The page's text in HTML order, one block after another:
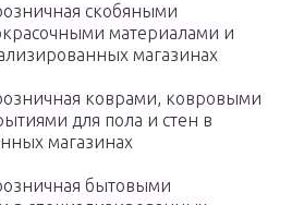
скобяными
материалами и
магазинах
коврами, ковровыми
для пола и стен в
магазинах
бытовыми